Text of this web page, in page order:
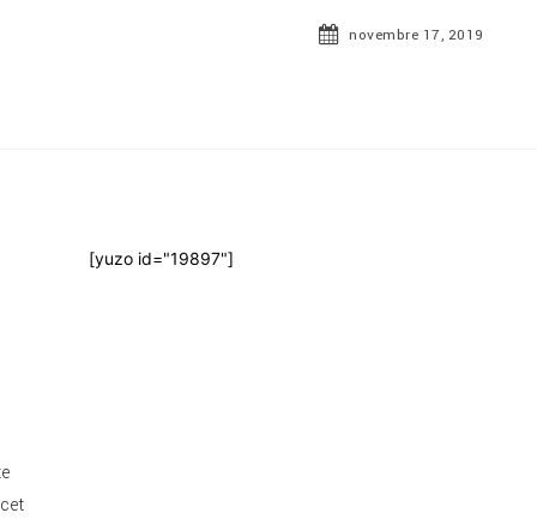
novembre 17, 2019
[yuzo id="19897"]